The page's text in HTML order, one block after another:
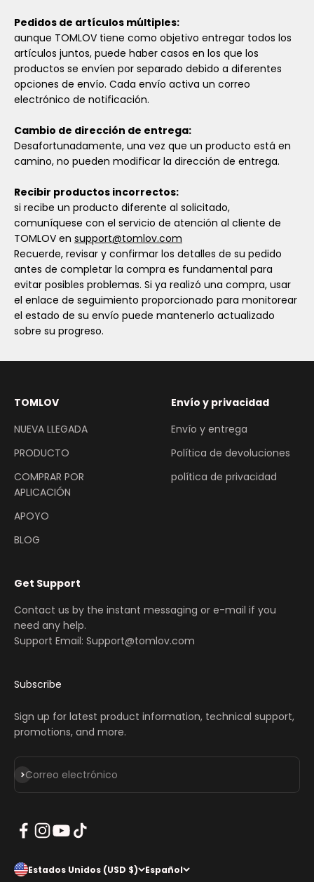
Pedidos de artículos múltiples:
aunque TOMLOV tiene como objetivo entregar todos los
artículos juntos, puede haber casos en los que los
productos se envíen por separado debido a diferentes
opciones de envío. Cada envío activa un correo
electrónico de notificación.
Cambio de dirección de entrega:
Desafortunadamente, una vez que un producto está en
camino, no pueden modificar la dirección de entrega.
Recibir productos incorrectos:
si recibe un producto diferente al solicitado,
comuníquese con el servicio de atención al cliente de
TOMLOV en support@tomlov.com
Recuerde, revisar y confirmar los detalles de su pedido
antes de completar la compra es fundamental para
evitar posibles problemas. Si ya realizó una compra, usar
el enlace de seguimiento proporcionado para monitorear
el estado de su envío puede mantenerlo actualizado
sobre su progreso.
TOMLOV
NUEVA LLEGADA
PRODUCTO
COMPRAR POR
APLICACIÓN
APOYO
BLOG
Envío y privacidad
Envío y entrega
Política de devoluciones
política de privacidad
Get Support
Contact us by the instant messaging or e-mail if you
need any help.
Support Email: Support@tomlov.com
Subscribe
Sign up for latest product information, technical support,
promotions, and more.
Correo electrónico
Suscribirse
Estados Unidos (USD $) Español